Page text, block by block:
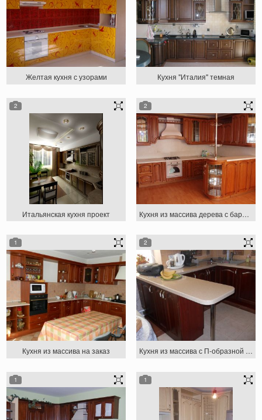
Желтая кухня с узорами Кухня "Италия" темная
2
Итальянская кухня проект
2
Кухня из массива дерева с барной стойкой
1
Кухня из массива на заказ
2
Кухня из массива с П-образной столешницей
1 1